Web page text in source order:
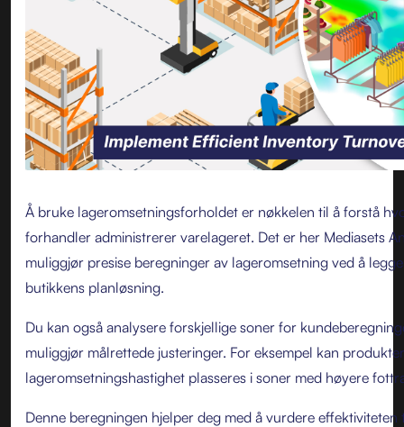
Å bruke lageromsetningsforholdet er nøkkelen til å forstå
forhandler administrerer varelageret. Det er her Mediasets
muliggjør presise beregninger av lageromsetning ved å
butikkens planløsning.
Du kan også analysere forskjellige soner for
muliggjør målrettede justeringer. For eksempel kan
lageromsetningshastighet plasseres i soner med høyere
Denne beregningen hjelper deg med å vurdere effektiviteten